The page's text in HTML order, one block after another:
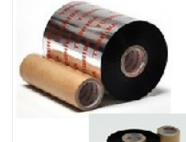
Kassa & Pinrollen
Verzend-etiketten
Merken